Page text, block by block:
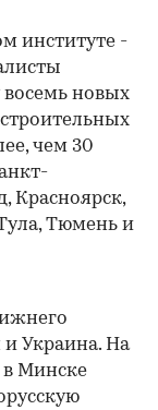
институте -
восемь новых
чем 30
Красноярск,
Тюмень и
и Украина. На
в Минске